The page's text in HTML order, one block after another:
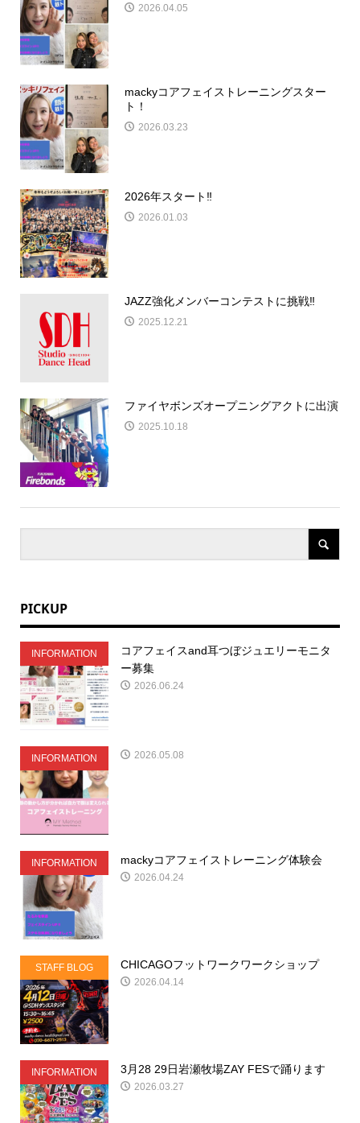
2026.04.05
mackyコアフェイストレーニングスター
ト！
2026.03.23
2026年スタート‼️
2026.01.03
JAZZ強化メンバーコンテストに挑戦‼️
2025.12.21
ファイヤボンズオープニングアクトに出演
2025.10.18
PICKUP
INFORMATION
コアフェイスand耳つぼジュエリーモニタ
ー募集
2026.06.24
INFORMATION 2026.05.08
INFORMATION mackyコアフェイストレーニング体験会
2026.04.24
STAFF BLOG CHICAGOフットワークワークショップ
2026.04.14
INFORMATION 3月28 29日岩瀬牧場ZAY FESで踊ります
2026.03.27